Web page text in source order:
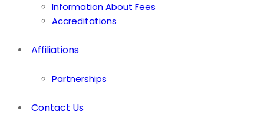
Information About Fees
Accreditations
Affiliations
Partnerships
Contact Us